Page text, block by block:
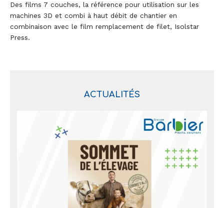
Des films 7 couches, la référence pour utilisation sur les
machines 3D et combi à haut débit de chantier en
combinaison avec le film remplacement de filet, Isolstar
Press.
ACTUALITÉS